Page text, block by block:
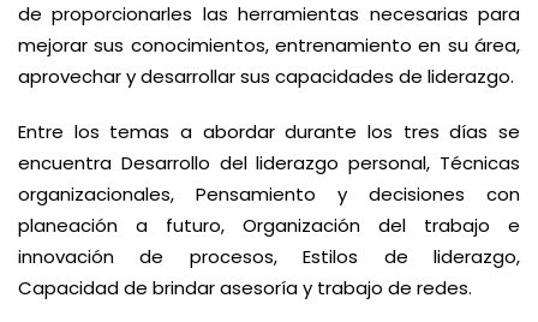
de proporcionarles las herramientas necesarias para
mejorar sus conocimientos, entrenamiento en su área,
aprovechar y desarrollar sus capacidades de liderazgo.
Entre los temas a abordar durante los tres días se
encuentra Desarrollo del liderazgo personal, Técnicas
organizacionales, Pensamiento y decisiones con
planeación a futuro, Organización del trabajo e
innovación de procesos, Estilos de liderazgo,
Capacidad de brindar asesoría y trabajo de redes.